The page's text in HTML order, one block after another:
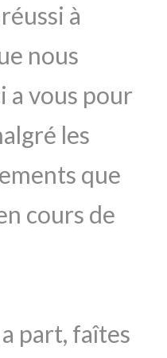
à
nous
a vous pour
les
que
cours de
part, faîtes